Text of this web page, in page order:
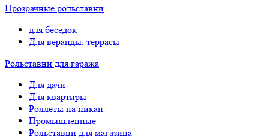
Прозрачные рольставни
для беседок
Для веранды, террасы
Рольставни для гаража
Для дачи
Для квартиры
Роллеты на пикап
Промышленные
Рольставни для магазина